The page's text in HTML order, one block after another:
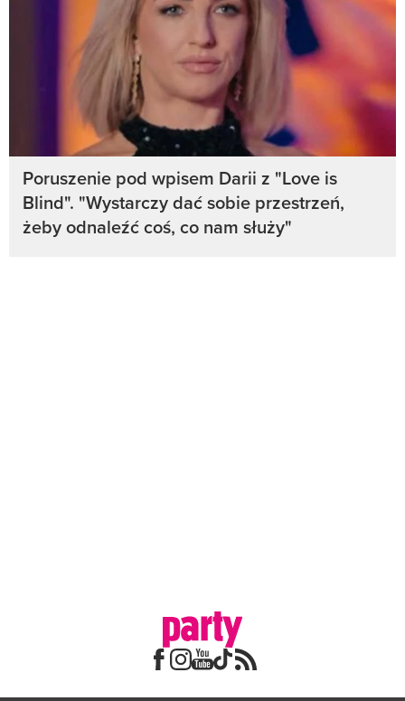
Poruszenie pod wpisem Darii z "Love is
Blind". "Wystarczy dać sobie przestrzeń,
żeby odnaleźć coś, co nam służy"